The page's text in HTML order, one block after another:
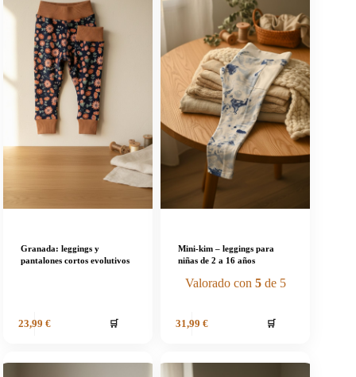
Granada: leggings y
pantalones cortos evolutivos
23,99 € 🛒
Mini-kim – leggings para
niñas de 2 a 16 años
Valorado con 5de 5
31,99 € 🛒